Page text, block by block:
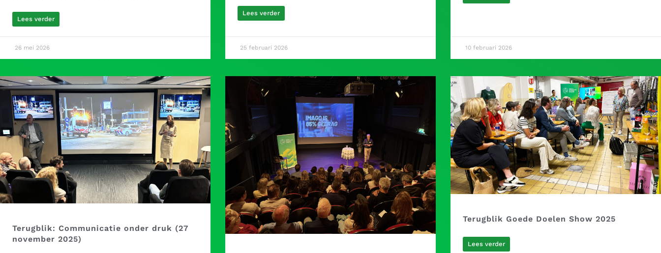
Lees verder
26 mei 2026
Lees verder
25 februari 2026 10 februari 2026
Terugblik: Communicatie onder druk (27
november 2025)
Terugblik Goede Doelen Show 2025
Lees verder